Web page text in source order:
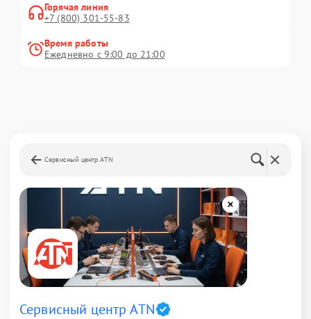
Горячая линия
+7 (800) 301-55-83
Время работы
Ежедневно с 9:00 до 21:00
Сервисный центр ATN
Сервисный центр ATN